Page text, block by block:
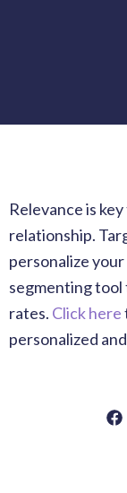
Relevance is
relationship.
personalize
segmenting tool
rates. Click here
personalized